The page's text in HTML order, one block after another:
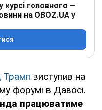
курсі головного —
на OBOZ.UA у
Трамп виступив на
форумі в Давосі.
працюватиме